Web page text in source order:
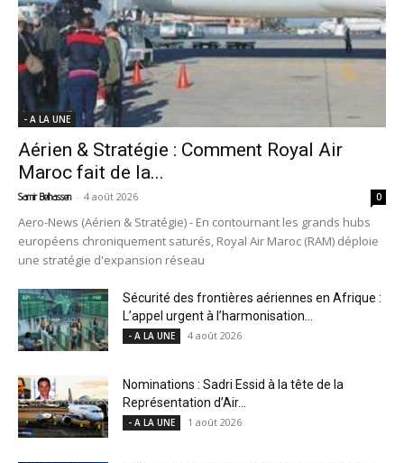
- A LA UNE
Aérien & Stratégie : Comment Royal Air
Maroc fait de la...
Samir Belhassen - 4 août 2026 0
Aero-News (Aérien & Stratégie) - En contournant les grands hubs
européens chroniquement saturés, Royal Air Maroc (RAM) déploie
une stratégie d'expansion réseau
Sécurité des frontières aériennes en Afrique :
L’appel urgent à l’harmonisation...
- A LA UNE 4 août 2026
Nominations : Sadri Essid à la tête de la
Représentation d’Air...
- A LA UNE 1 août 2026